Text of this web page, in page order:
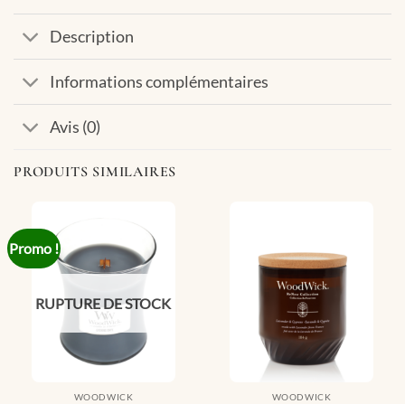
Description
Informations complémentaires
Avis (0)
PRODUITS SIMILAIRES
Promo !
RUPTURE DE STOCK
WOODWICK WOODWICK